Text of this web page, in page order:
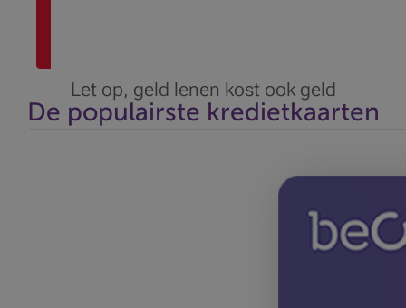
Let op, geld lenen kost ook geld
De populairste kredietkaarten